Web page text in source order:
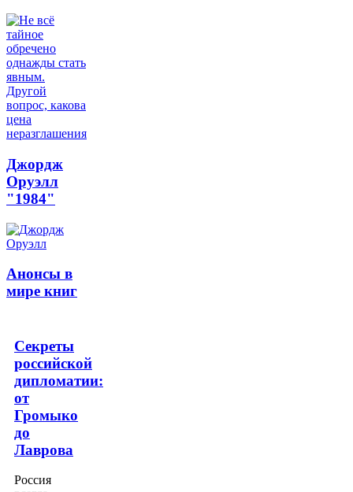
Джордж
Оруэлл
"1984"
Анонсы в
мире книг
Секреты
российской
дипломатии:
от
Громыко
до
Лаврова
Россия